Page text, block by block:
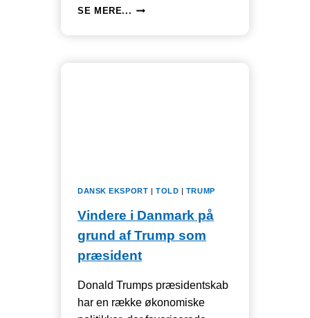
SE MERE... VÆKST
DANSK EKSPORT TOLD TRUMP
Vindere i Danmark på
grund af Trump som
præsident
Donald Trumps præsidentskab
har en række økonomiske